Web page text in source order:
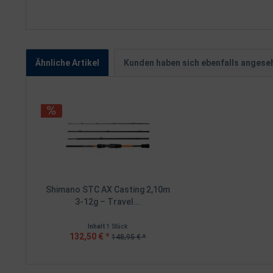
Ähnliche Artikel Kunden haben sich ebenfalls
Shimano STC AX Casting 2,10m
3-12g – Travel...
Inhalt1 Stück
132,50 € * 148,95 € *